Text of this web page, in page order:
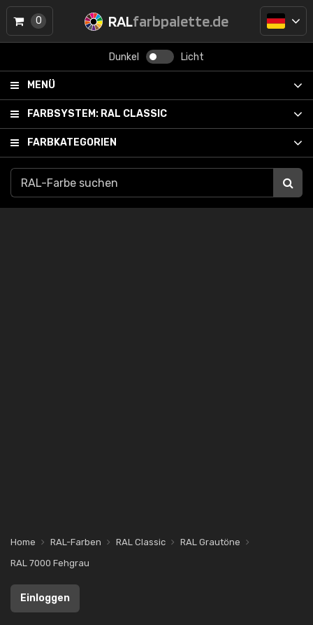
RALfarbpalette.de
Dunkel Licht
MENÜ
FARBSYSTEM: RAL CLASSIC
FARBKATEGORIEN
0
Home RAL-Farben RAL Classic
RAL Grautöne
RAL 7000 Fehgrau
Einloggen